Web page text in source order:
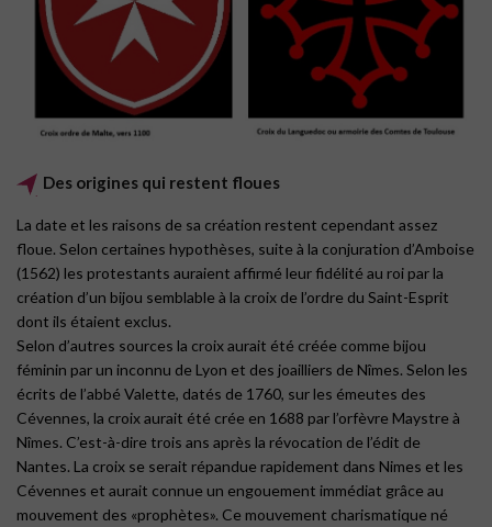
Des origines qui restent floues
La date et les raisons de sa création restent cependant assez
floue. Selon certaines hypothèses, suite à la conjuration d’Amboise
(1562) les protestants auraient affirmé leur fidélité au roi par la
création d’un bijou semblable à la croix de l’ordre du Saint-Esprit
dont ils étaient exclus.
Selon d’autres sources la croix aurait été créée comme bijou
féminin par un inconnu de Lyon et des joailliers de Nîmes. Selon les
écrits de l’abbé Valette, datés de 1760, sur les émeutes des
Cévennes, la croix aurait été crée en 1688 par l’orfèvre Maystre à
Nîmes. C’est-à-dire trois ans après la révocation de l’édit de
Nantes. La croix se serait répandue rapidement dans Nimes et les
Cévennes et aurait connue un engouement immédiat grâce au
mouvement des «prophètes». Ce mouvement charismatique né